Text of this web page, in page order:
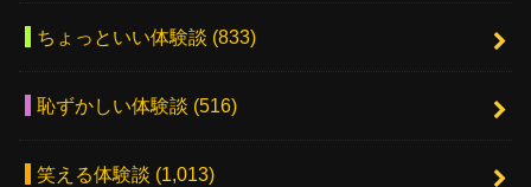
ちょっといい体験談 (833)
恥ずかしい体験談 (516)
笑える体験談 (1,013)